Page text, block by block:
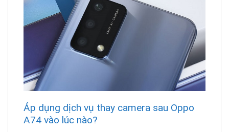
Áp dụng dịch vụ thay camera sau Oppo
A74 vào lúc nào?